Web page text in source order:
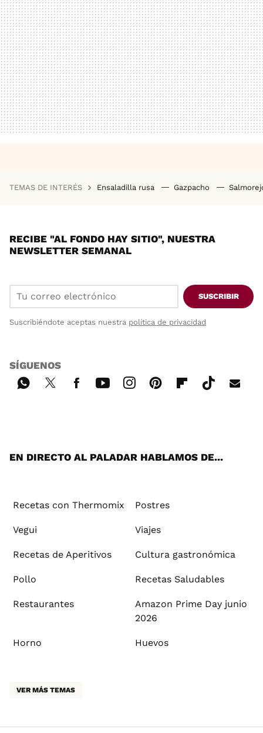
TEMAS DE INTERÉS Ensaladilla rusa Gazpacho
RECIBE "AL FONDO HAY SITIO", NUESTRA
NEWSLETTER SEMANAL
SUSCRIBIR
Suscribiéndote aceptas nuestra política de privacidad
SÍGUENOS
EN DIRECTO AL PALADAR HABLAMOS DE...
Recetas con Thermomix Postres
Vegui Viajes
Recetas de Aperitivos Cultura gastronómica
Pollo Recetas Saludables
Restaurantes
Amazon Prime Day junio
2026
Horno Huevos
VER MÁS TEMAS